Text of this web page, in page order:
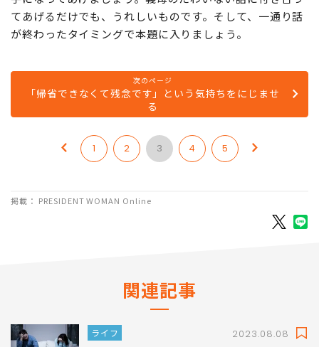
てあげるだけでも、うれしいものです。そして、一通り話
が終わったタイミングで本題に入りましょう。
次のページ
「帰省できなくて残念です」という気持ちをにじませ
る
1 2 3 4 5
掲載： PRESIDENT WOMAN Online
関連記事
ライフ 2023.08.08